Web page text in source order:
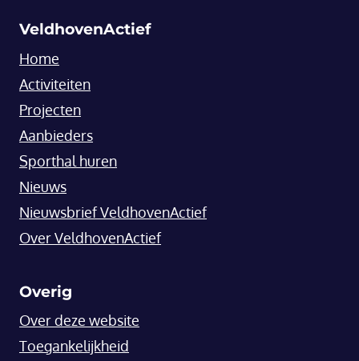
VeldhovenActief
Home
Activiteiten
Projecten
Aanbieders
Sporthal huren
Nieuws
Nieuwsbrief VeldhovenActief
Over VeldhovenActief
Overig
Over deze website
Toegankelijkheid